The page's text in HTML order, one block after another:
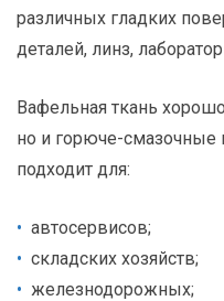
различных гладких
деталей, линз,
Вафельная ткань
но и горюче-смазочные
подходит для:
автосервисов;
складских хозяйств;
железнодорожных;